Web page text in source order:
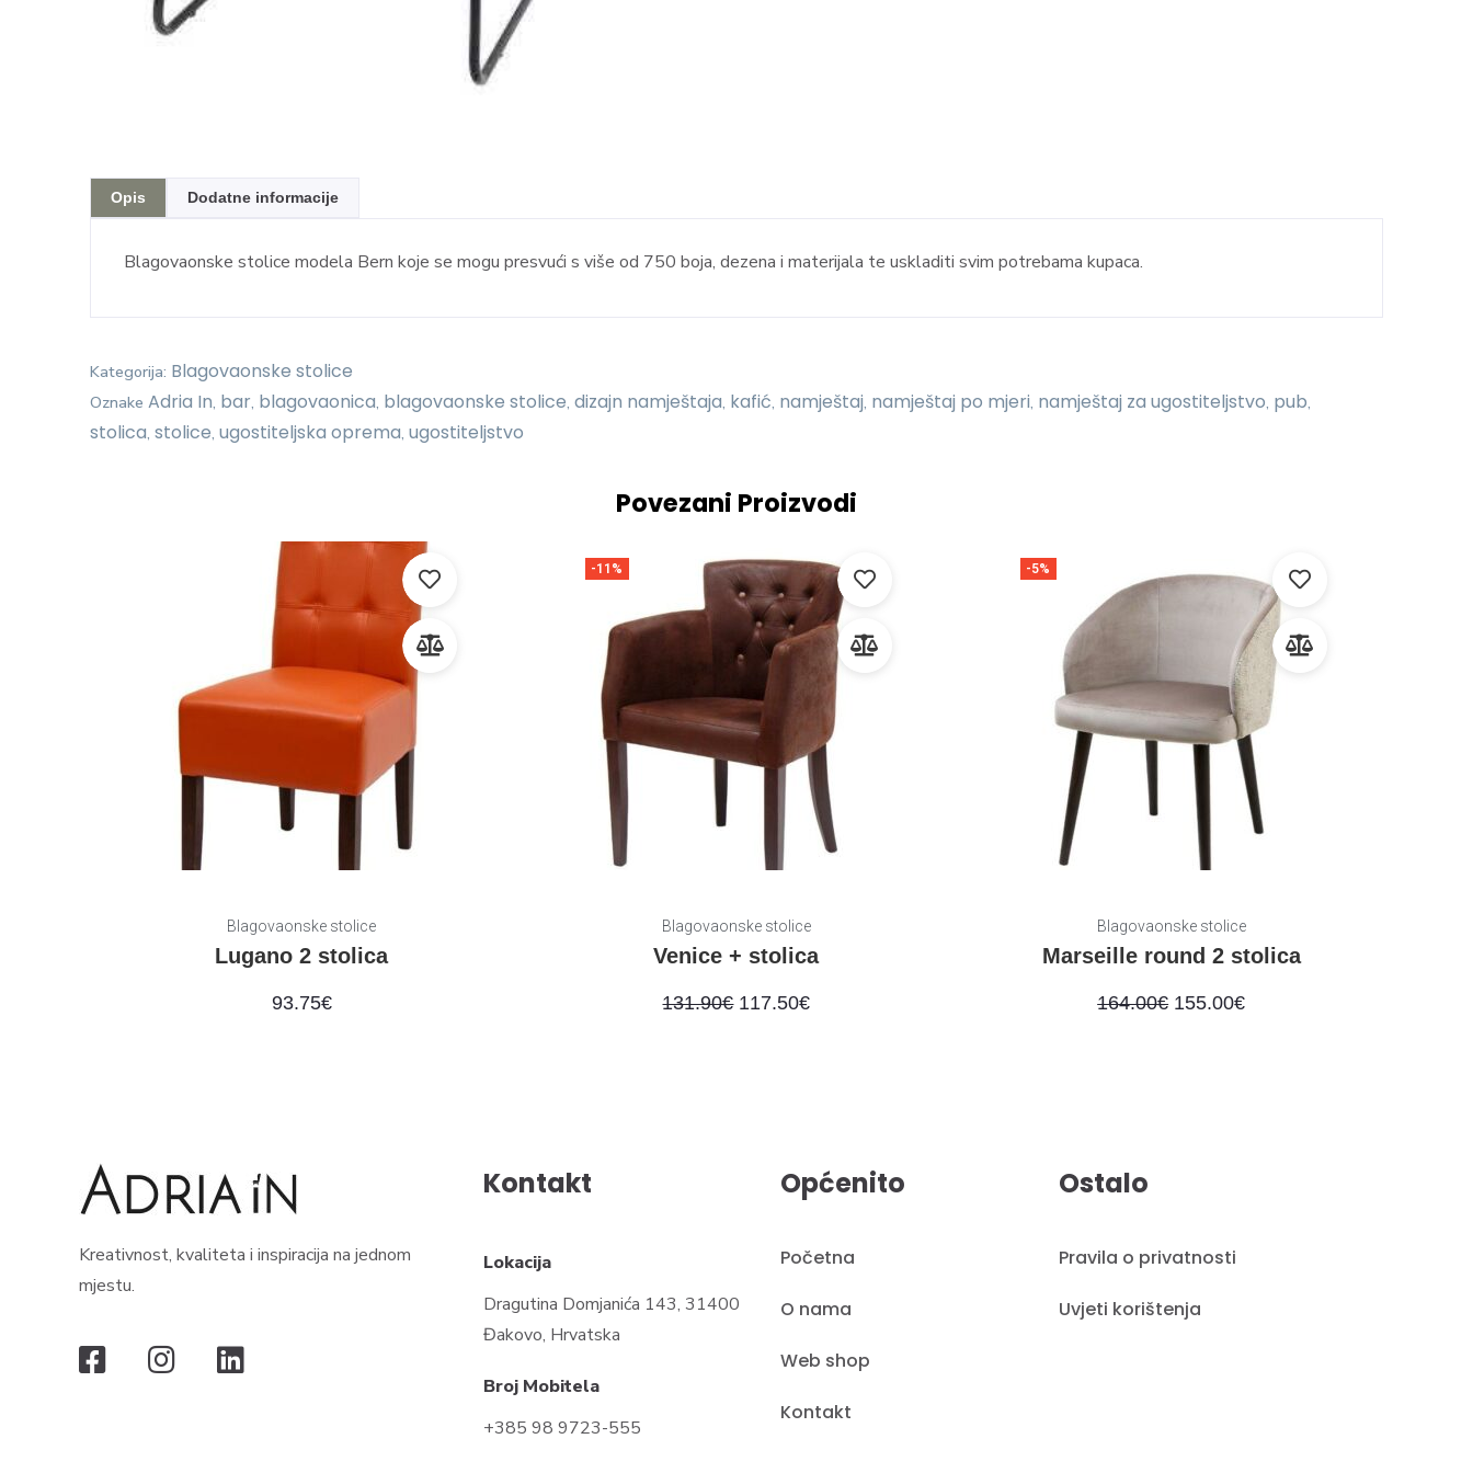
Opis Dodatne informacije
Blagovaonske stolice modela Bern koje se mogu presvući s više od 750 boja, dezena i materijala te uskladiti svim potrebama kupaca.
Kategorija: Blagovaonske stolice
Oznake Adria In, bar, blagovaonica, blagovaonske stolice, dizajn namještaja, kafić, namještaj, namještaj po mjeri, namještaj za ugostiteljstvo, pub,
stolica, stolice, ugostiteljska oprema, ugostiteljstvo
Povezani Proizvodi
Blagovaonske stolice
Lugano 2 stolica
93.75€
-11%
Blagovaonske stolice
Venice + stolica
131.90€ 117.50€
-5%
Blagovaonske stolice
Marseille round 2 stolica
164.00€ 155.00€
Kreativnost, kvaliteta i inspiracija na jednom
mjestu.
Kontakt
Lokacija
Dragutina Domjanića 143, 31400
Đakovo, Hrvatska
Broj Mobitela
+385 98 9723-555
Općenito
Početna
O nama
Web shop
Kontakt
Ostalo
Pravila o privatnosti
Uvjeti korištenja